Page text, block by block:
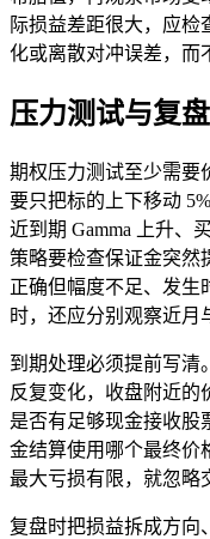
际损益差距很大，应检
化或离散对冲误差，而
压力测试与复盘
期权压力测试至少需要
要只把标的上下移动
近到期 Gamma 上升、
策略要检查保证金突然
正确但幅度不足、发生
时，还应分别观察近月
到期处理必须提前写清
反复变化，收盘附近的
是否有足够现金接收股
金结算使用哪个最终价
最大亏损有限，就忽略
复盘时把损益拆成方向